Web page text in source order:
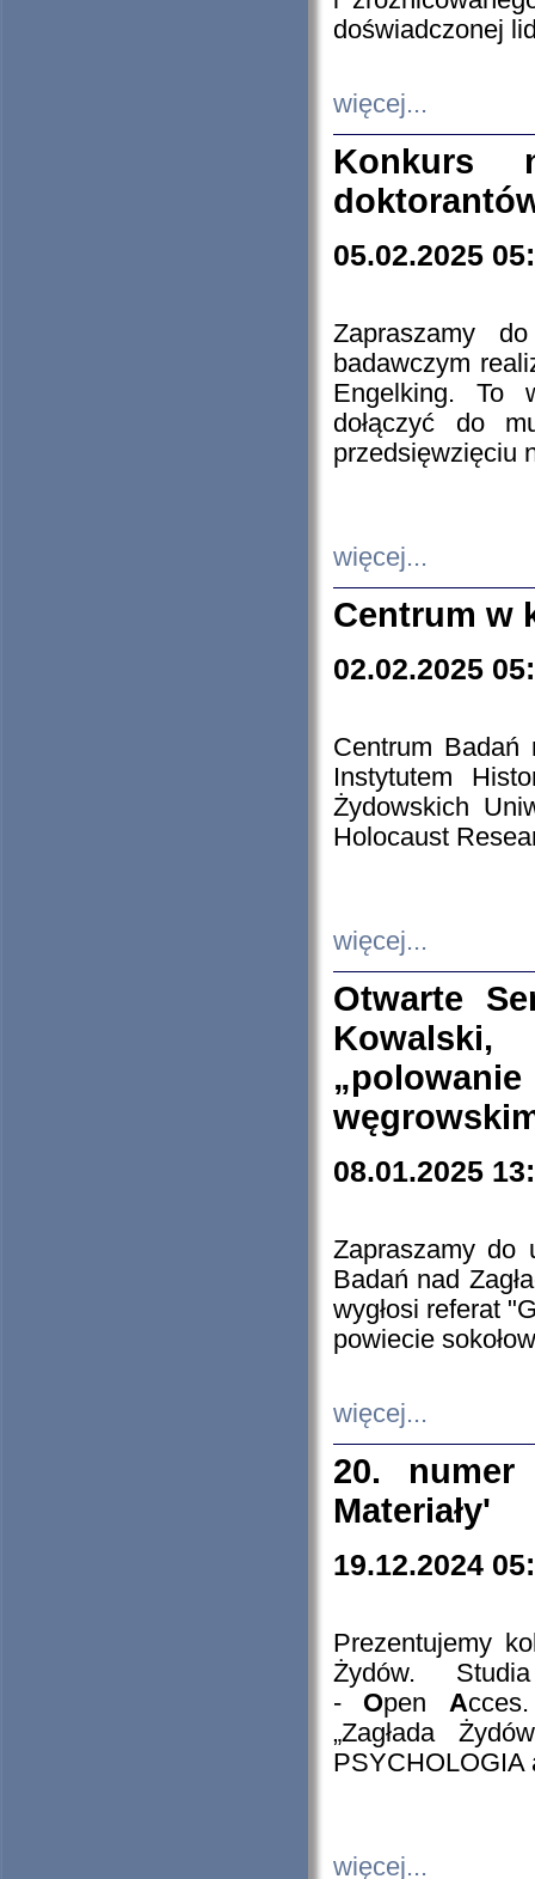
doświadczonej
więcej...
Konkurs
05.02.2025
Zapraszamy
badawczym
Engelking. To
dołączyć do
przedsięwzięciu
więcej...
Centrum w
02.02.2025
Centrum Badań
Instytutem
Żydowskich
Holocaust
więcej...
Otwarte
08.01.2025
Zapraszamy do
Badań nad
wygłosi referat
powiecie
więcej...
20. numer
Materiały'
19.12.2024
Prezentujemy
Żydów.
- Open A
„Zagłada
PSYCHOLOGIA
więcej...